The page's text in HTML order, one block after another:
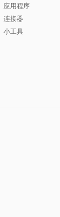
应用程序
连接器
小工具